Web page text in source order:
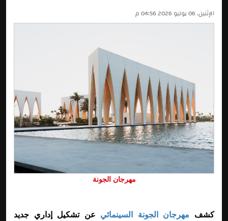
الإثنين, 06 يوليو 2026 04:56 م
مهرجان الجونة
كشف مهرجان الجونة السينمائي عن تشكيل إداري جديد